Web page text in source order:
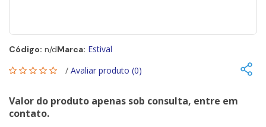
Código: n/dMarca: Estival
/ Avaliar produto (0)
Valor do produto apenas sob consulta, entre em
contato.